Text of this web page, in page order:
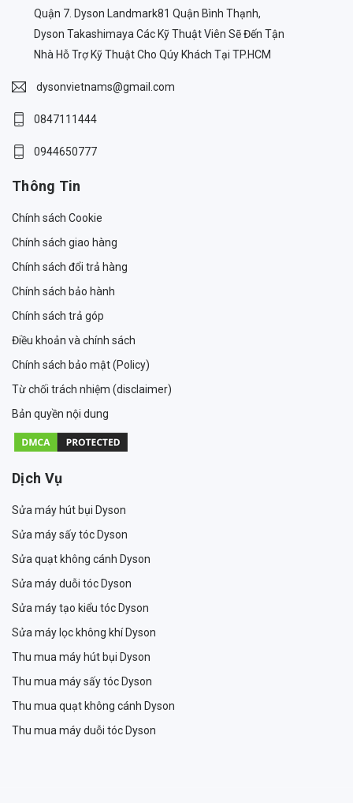
Quận 7. Dyson Landmark81 Quận Bình Thạnh,
Dyson Takashimaya Các Kỹ Thuật Viên Sẽ Đến Tận
Nhà Hỗ Trợ Kỹ Thuật Cho Qúy Khách Tại TP.HCM
dysonvietnams@gmail.com
0847111444
0944650777
Thông Tin
Chính sách Cookie
Chính sách giao hàng
Chính sách đổi trả hàng
Chính sách bảo hành
Chính sách trả góp
Điều khoản và chính sách
Chính sách bảo mật (Policy)
Từ chối trách nhiệm (disclaimer)
Bản quyền nội dung
Dịch Vụ
Sửa máy hút bụi Dyson
Sửa máy sấy tóc Dyson
Sửa quạt không cánh Dyson
Sửa máy duỗi tóc Dyson
Sửa máy tạo kiểu tóc Dyson
Sửa máy lọc không khí Dyson
Thu mua máy hút bụi Dyson
Thu mua máy sấy tóc Dyson
Thu mua quạt không cánh Dyson
Thu mua máy duỗi tóc Dyson